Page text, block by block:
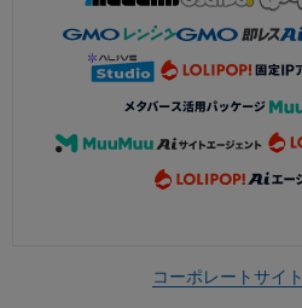
コーポレートサイト